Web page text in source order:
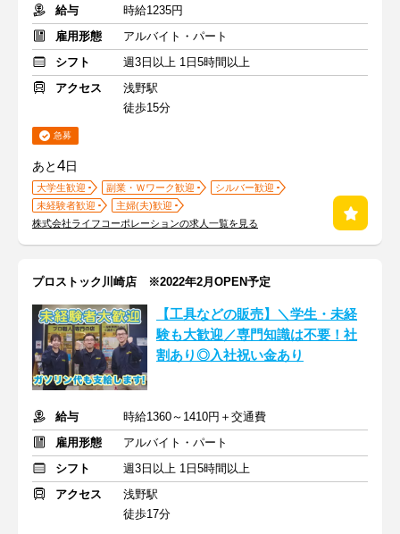
給与
時給1235円
雇用形態
アルバイト・パート
シフト
週3日以上 1日5時間以上
アクセス
浅野駅
徒歩15分
急募
あと4日
大学生歓迎 副業・Ｗワーク歓迎
シルバー歓迎
未経験者歓迎
主婦(夫)歓迎
株式会社ライフコーポレーションの求人一覧を見る
プロストック川崎店 ※2022年2月OPEN予定
【工具などの販売】＼学生・未経
験も大歓迎／専門知識は不要！社
割あり◎入社祝い金あり
給与
時給1360～1410円＋交通費
雇用形態
アルバイト・パート
シフト
週3日以上 1日5時間以上
アクセス
浅野駅
徒歩17分